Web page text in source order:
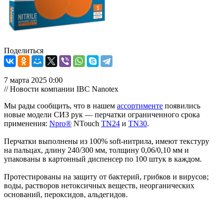
Поделиться
7 марта 2025 0:00
// Новости компании IBC Nanotex
Мы рады сообщить, что в нашем ассортименте появились
новые модели СИЗ рук — перчатки ограниченного срока
применения: Npro® NTouch TN24 и TN30.
Перчатки выполнены из 100% soft-нитрила, имеют текстуру
на пальцах, длину 240/300 мм, толщину 0,06/0,10 мм и
упакованы в картонный диспенсер по 100 штук в каждом.
Протестированы на защиту от бактерий, грибков и вирусов;
воды, растворов нетоксичных веществ, неорганических
оснований, пероксидов, альдегидов.